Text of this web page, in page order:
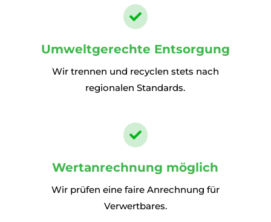

Umweltgerechte Entsorgung
Wir trennen und recyclen stets nach
regionalen Standards.

Wertanrechnung möglich
Wir prüfen eine faire Anrechnung für
Verwertbares.